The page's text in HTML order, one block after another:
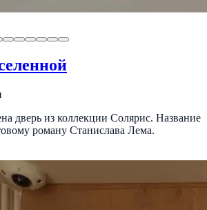
дверь из коллекции Солярис. Название
роману Станислава Лема.